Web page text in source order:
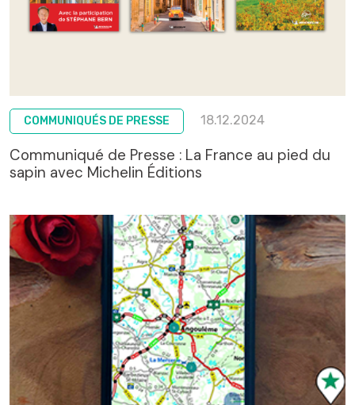
COMMUNIQUÉS DE PRESSE 18.12.2024
Communiqué de Presse : La France au pied du
sapin avec Michelin Éditions